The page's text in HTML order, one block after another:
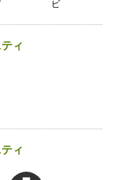
ビ
ィ
ィ